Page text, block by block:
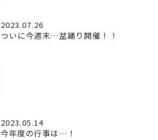
2023.07.26
ついに今週末…盆踊り開催！！
2023.05.14
今年度の行事は…！